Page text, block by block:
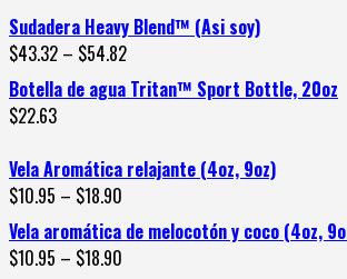
Sudadera Heavy Blend™ (Asi soy)
$43.32 – $54.82
Botella de agua Tritan™ Sport Bottle, 20oz
$22.63
Vela Aromática relajante (4oz, 9oz)
$10.95 – $18.90
Vela aromática de melocotón y coco (4oz,
$10.95 – $18.90